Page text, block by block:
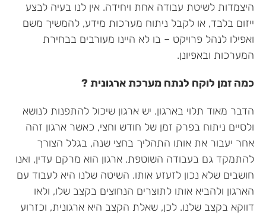
היצמדות לשיטת עבודה אחת ויחידה. אין לנו בעיה לבצע
ייזום בלבד, או לקבל ניתוח מערכות מידע, להמשיך משם
ואפילו לנהל פרויקט – בו לא היינו מעורבים בבחירת
המערכות ובאפיונן.
כמה זמן לוקח לנתח מערכת ארגונית ?
הדבר מאוד תלוי בארגון. יש ארגון שיכול להתפנות לנושא
ולסיים ניתוח בפרק זמן של חודש וחצי, כאשר ארגון זהה
אחר יעבור את אותו התהליך בחצי שנה, בגלל הצורך
להתמקד גם בעבודה השוטפת. ארגון הוא מרקם עדין, ואנו
חושבים שלא נכון לזעזע אותו. השיטה שלנו היא לעבוד עם
הארגון ולהביא אותו לתוצרים הנחוצים בקצב שלו, ולאו
דווקא בקצב שלנו. לכן, שאלת הקצב היא ארגונית, וכזרוע